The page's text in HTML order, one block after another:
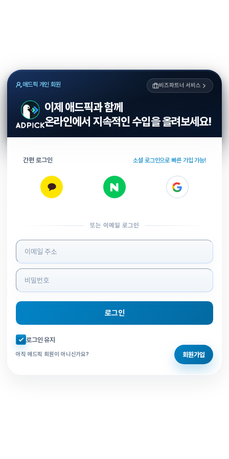
애드픽 개인 회원 비즈파트너 서비스
이제 애드픽과 함께
온라인에서 지속적인 수입을 올려보세요!
간편 로그인 소셜 로그인으로 빠른 가입 가능!
또는 이메일 로그인
로그인 정보 입력
로그인
자동로그인 체크
로그인 유지
아직 애드픽 회원이 아니신가요? 회원가입